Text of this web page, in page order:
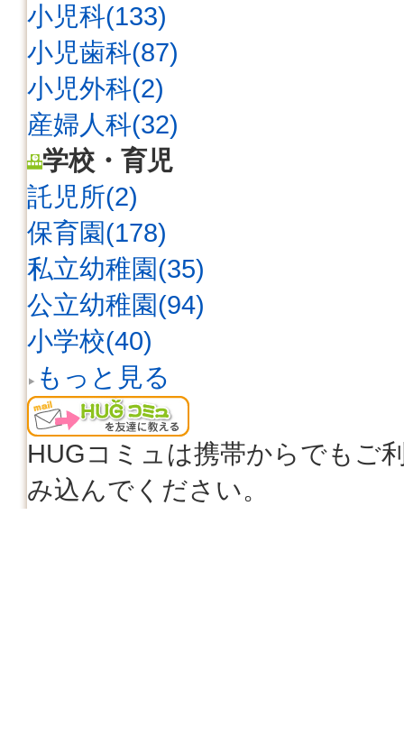
小児科(133)
小児歯科(87)
小児外科(2)
産婦人科(32)
学校・育児
託児所(2)
保育園(178)
私立幼稚園(35)
公立幼稚園(94)
小学校(40)
もっと見る
HUGコミュは携帯からでもご
み込んでください。